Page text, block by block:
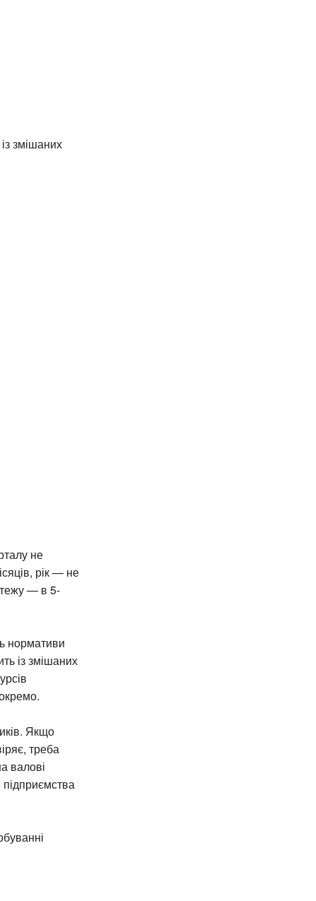
змішаних
не
рік — не
— в 5-
нормативи
із змішаних
Якщо
треба
валові